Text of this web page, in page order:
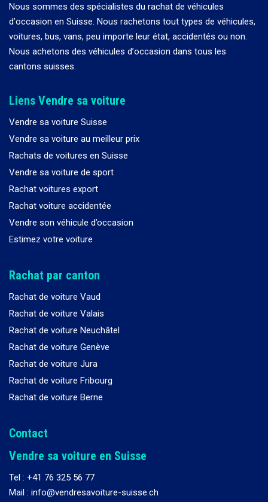
Nous sommes des spécialistes du rachat de véhicules
d’occasion en Suisse. Nous rachetons tout types de véhicules,
voitures, bus, vans, peu importe leur état, accidentés ou non.
Nous achetons des véhicules d’occasion dans tous les
cantons suisses.
Liens Vendre sa voiture
Vendre sa voiture Suisse
Vendre sa voiture au meilleur prix
Rachats de voitures en Suisse
Vendre sa voiture de sport
Rachat voitures export
Rachat voiture accidentée
Vendre son véhicule d’occasion
Estimez votre voiture
Rachat par canton
Rachat de voiture Vaud
Rachat de voiture Valais
Rachat de voiture Neuchâtel
Rachat de voiture Genève
Rachat de voiture Jura
Rachat de voiture Fribourg
Rachat de voiture Berne
Contact
Vendre sa voiture en Suisse
Tel : +41 76 325 56 77
Mail : info@vendresavoiture-suisse.ch